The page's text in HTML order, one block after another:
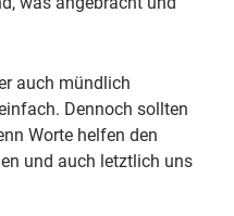
auch mündlich
Dennoch sollten
Worte helfen den
und auch letztlich uns